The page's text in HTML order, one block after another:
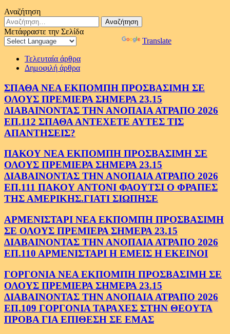
Αναζήτηση
Αναζήτηση
για:
Μετάφραστε την Σελίδα
Translate
Τελευταία άρθρα
Δημοφιλή άρθρα
ΣΠΑΘΑ ΝΕΑ ΕΚΠΟΜΠΗ ΠΡΟΣΒΑΣΙΜΗ ΣΕ
ΟΛΟΥΣ ΠΡΕΜΙΕΡΑ ΣΗΜΕΡΑ 23.15
ΔΙΑΒΑΙΝΟΝΤΑΣ ΤΗΝ ΑΝΟΠΑΙΑ ΑΤΡΑΠΟ 2026
ΕΠ.112 ΣΠΑΘΑ ΑΝΤΕΧΕΤΕ ΑΥΤΕΣ ΤΙΣ
ΑΠΑΝΤΗΣΕΙΣ?
ΠΑΚΟΥ ΝΕΑ ΕΚΠΟΜΠΗ ΠΡΟΣΒΑΣΙΜΗ ΣΕ
ΟΛΟΥΣ ΠΡΕΜΙΕΡΑ ΣΗΜΕΡΑ 23.15
ΔΙΑΒΑΙΝΟΝΤΑΣ ΤΗΝ ΑΝΟΠΑΙΑ ΑΤΡΑΠΟ 2026
ΕΠ.111 ΠΑΚΟΥ ΑΝΤΟΝΙ ΦΑΟΥΤΣΙ Ο ΦΡΑΠΕΣ
ΤΗΣ ΑΜΕΡΙΚΗΣ.ΓΙΑΤΙ ΣΙΩΠΗΣΕ
ΑΡΜΕΝΙΣΤΑΡΙ ΝΕΑ ΕΚΠΟΜΠΗ ΠΡΟΣΒΑΣΙΜΗ
ΣΕ ΟΛΟΥΣ ΠΡΕΜΙΕΡΑ ΣΗΜΕΡΑ 23.15
ΔΙΑΒΑΙΝΟΝΤΑΣ ΤΗΝ ΑΝΟΠΑΙΑ ΑΤΡΑΠΟ 2026
ΕΠ.110 ΑΡΜΕΝΙΣΤΑΡΙ Η ΕΜΕΙΣ Η ΕΚΕΙΝΟΙ
ΓΟΡΓΟΝΙΑ ΝΕΑ ΕΚΠΟΜΠΗ ΠΡΟΣΒΑΣΙΜΗ ΣΕ
ΟΛΟΥΣ ΠΡΕΜΙΕΡΑ ΣΗΜΕΡΑ 23.15
ΔΙΑΒΑΙΝΟΝΤΑΣ ΤΗΝ ΑΝΟΠΑΙΑ ΑΤΡΑΠΟ 2026
ΕΠ.109 ΓΟΡΓΟΝΙΑ ΤΑΡΑΧΕΣ ΣΤΗΝ ΘΕΟΥΤΑ
ΠΡΟΒΑ ΓΙΑ ΕΠΙΘΕΣΗ ΣΕ ΕΜΑΣ